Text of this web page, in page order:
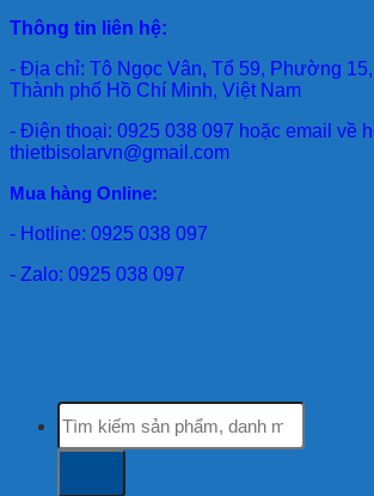
Thông tin liên hệ:
- Địa chỉ: Tô Ngọc Vân, Tổ 59, Phường
Thành phố Hồ Chí Minh, Việt Nam
- Điện thoại: 0925 038 097 hoặc email về
thietbisolarvn@gmail.com
Mua hàng Online:
- Hotline: 0925 038 097
- Zalo: 0925 038 097
Tìm
kiếm: